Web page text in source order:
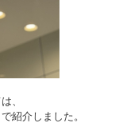
、
紹介しました。